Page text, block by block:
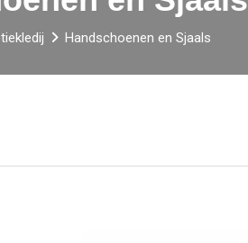
Handschoenen en Sjaals